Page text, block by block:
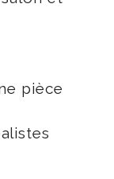
pièce